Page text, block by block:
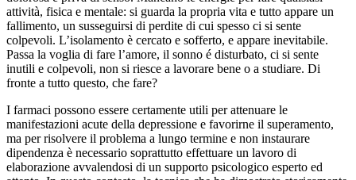
attività, fisica e mentale: si guarda la propria vita e tutto appare un
fallimento, un susseguirsi di perdite di cui spesso ci si sente
colpevoli. L’isolamento è cercato e sofferto, e appare inevitabile.
Passa la voglia di fare l’amore, il sonno é disturbato, ci si sente
inutili e colpevoli, non si riesce a lavorare bene o a studiare. Di
fronte a tutto questo, che fare?
I farmaci possono essere certamente utili per attenuare le
manifestazioni acute della depressione e favorirne il superamento,
ma per risolvere il problema a lungo termine e non instaurare
dipendenza è necessario soprattutto effettuare un lavoro di
elaborazione avvalendosi di un supporto psicologico esperto ed